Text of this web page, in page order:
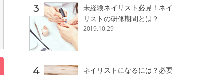
未経験ネイリスト必見！ネイ
リストの研修期間とは？
2019.10.29
ネイリストになるには？必要